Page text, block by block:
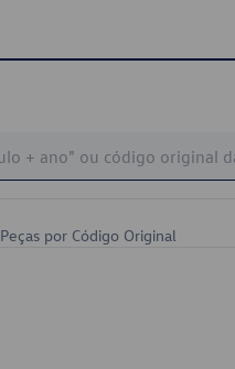
Peças por Código Original